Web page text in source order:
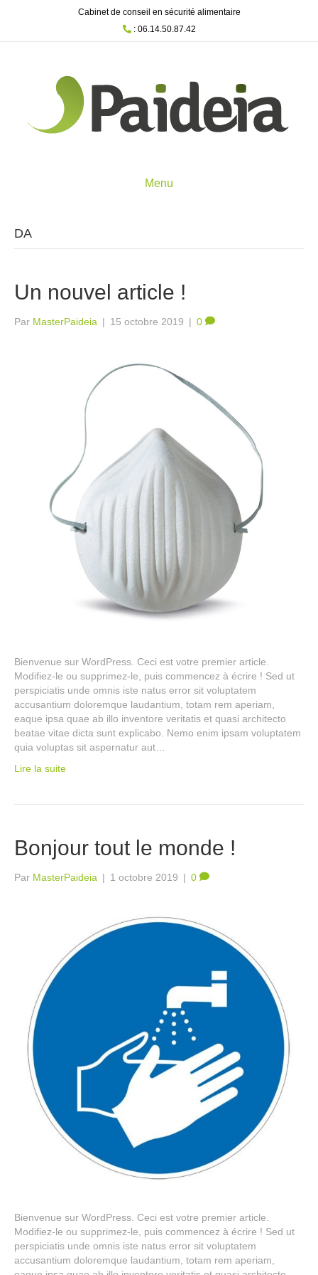
Cabinet de conseil en sécurité alimentaire
: 06.14.50.87.42
Menu
DA
Un nouvel article !
Par MasterPaideia | 15 octobre 2019 | 0
Bienvenue sur WordPress. Ceci est votre premier article.
Modifiez-le ou supprimez-le, puis commencez à écrire ! Sed ut
perspiciatis unde omnis iste natus error sit voluptatem
accusantium doloremque laudantium, totam rem aperiam,
eaque ipsa quae ab illo inventore veritatis et quasi architecto
beatae vitae dicta sunt explicabo. Nemo enim ipsam voluptatem
quia voluptas sit aspernatur aut…
Lire la suite
Bonjour tout le monde !
Par MasterPaideia | 1 octobre 2019 | 0
Bienvenue sur WordPress. Ceci est votre premier article.
Modifiez-le ou supprimez-le, puis commencez à écrire ! Sed ut
perspiciatis unde omnis iste natus error sit voluptatem
accusantium doloremque laudantium, totam rem aperiam,